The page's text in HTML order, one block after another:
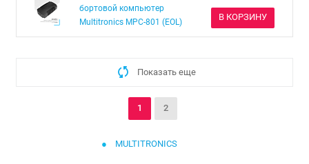
бортовой компьютер
Multitronics MPC-801 (EOL)
В КОРЗИНУ
Показать еще
1 2
MULTITRONICS